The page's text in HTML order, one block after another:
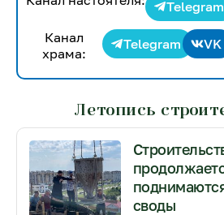
Telegram
Канал
храма:
Telegram VK
Летопись
своды